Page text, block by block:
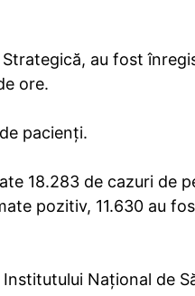
au fost
ore.
pacienți.
18.283 de cazuri de
pozitiv, 11.630 au
Național de